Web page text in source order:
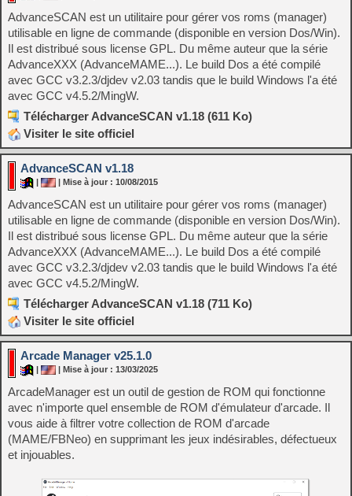
AdvanceSCAN est un utilitaire pour gérer vos roms (manager)
utilisable en ligne de commande (disponible en version Dos/Win).
Il est distribué sous license GPL. Du même auteur que la série
AdvanceXXX (AdvanceMAME...). Le build Dos a été compilé
avec GCC v3.2.3/djdev v2.03 tandis que le build Windows l'a été
avec GCC v4.5.2/MingW.
Télécharger AdvanceSCAN v1.18 (611 Ko)
Visiter le site officiel
AdvanceSCAN v1.18
| Mise à jour : 10/08/2015
AdvanceSCAN est un utilitaire pour gérer vos roms (manager)
utilisable en ligne de commande (disponible en version Dos/Win).
Il est distribué sous license GPL. Du même auteur que la série
AdvanceXXX (AdvanceMAME...). Le build Dos a été compilé
avec GCC v3.2.3/djdev v2.03 tandis que le build Windows l'a été
avec GCC v4.5.2/MingW.
Télécharger AdvanceSCAN v1.18 (711 Ko)
Visiter le site officiel
Arcade Manager v25.1.0
| Mise à jour : 13/03/2025
ArcadeManager est un outil de gestion de ROM qui fonctionne
avec n'importe quel ensemble de ROM d'émulateur d'arcade. Il
vous aide à filtrer votre collection de ROM d'arcade
(MAME/FBNeo) en supprimant les jeux indésirables, défectueux
et injouables.